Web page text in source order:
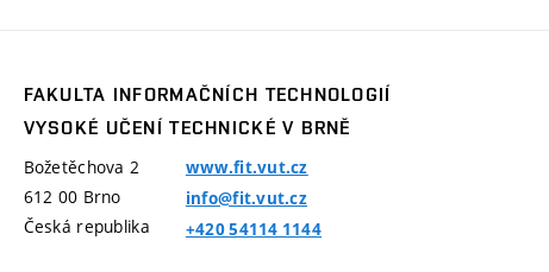
FAKULTA INFORMAČNÍCH TECHNOLOGIÍ
VYSOKÉ UČENÍ TECHNICKÉ V BRNĚ
Božetěchova 2
612 00 Brno
Česká republika
www.fit.vut.cz
info@fit.vut.cz
+420 54114 1144